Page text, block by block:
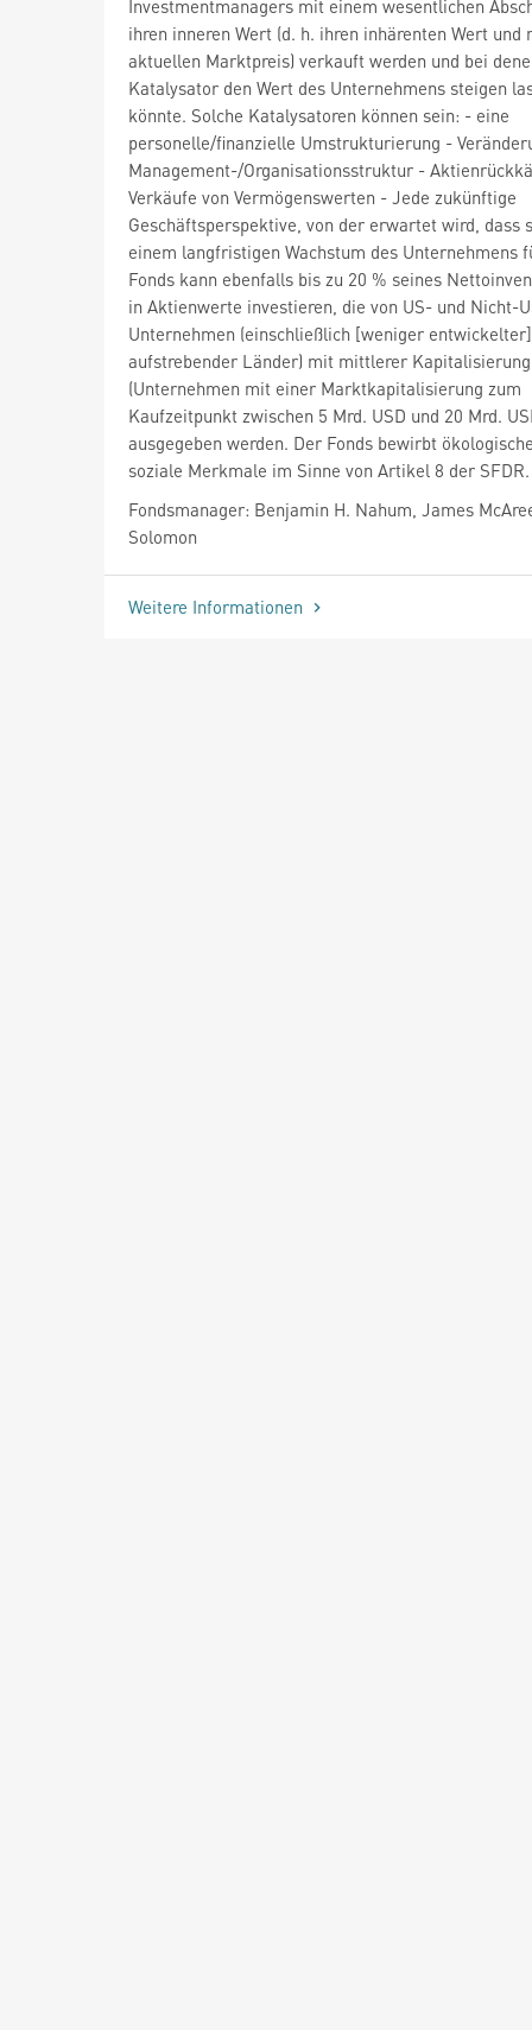
Investmentmanagers mit einem wesentlichen
ihren inneren Wert (d. h. ihren inhärenten Wert und
aktuellen Marktpreis) verkauft werden und bei
Katalysator den Wert des Unternehmens steigen
könnte. Solche Katalysatoren können sein: - eine
personelle/finanzielle Umstrukturierung -
Management-/Organisationsstruktur -
Verkäufe von Vermögenswerten - Jede zukünftige
Geschäftsperspektive, von der erwartet wird, dass
einem langfristigen Wachstum des Unternehmens
Fonds kann ebenfalls bis zu 20 % seines
in Aktienwerte investieren, die von US- und Nicht-
Unternehmen (einschließlich [weniger entwickelter]
aufstrebender Länder) mit mittlerer Kapitalisierung
(Unternehmen mit einer Marktkapitalisierung zum
Kaufzeitpunkt zwischen 5 Mrd. USD und 20 Mrd.
ausgegeben werden. Der Fonds bewirbt
soziale Merkmale im Sinne von Artikel 8 der SFDR.
Fondsmanager: Benjamin H. Nahum, James
Solomon
Weitere Informationen